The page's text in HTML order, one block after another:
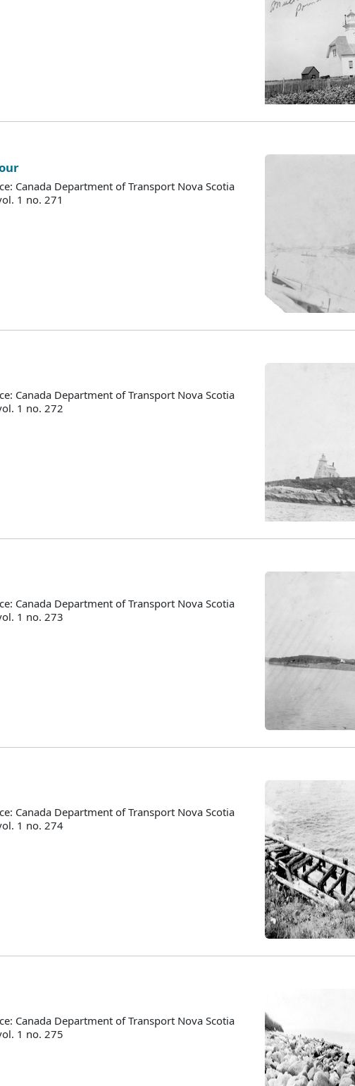
Canada Department of Transport Nova Scotia
1 no. 271
Canada Department of Transport Nova Scotia
1 no. 272
Canada Department of Transport Nova Scotia
1 no. 273
Canada Department of Transport Nova Scotia
1 no. 274
Canada Department of Transport Nova Scotia
1 no. 275